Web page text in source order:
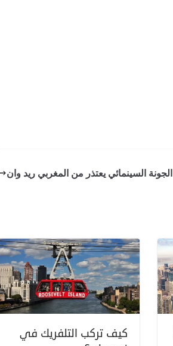
الجونة السينمائي يعتذر من المغربي ريد وان
كيف تركب التلفريك في